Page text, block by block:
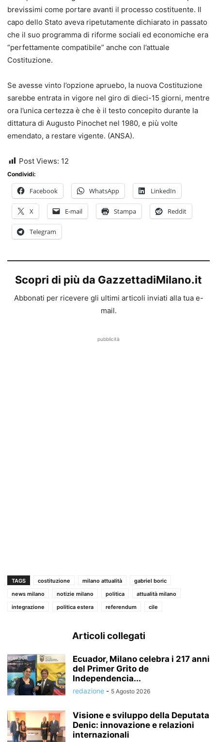
brevissimi come portare avanti il processo costituente. Il
capo dello Stato aveva ripetutamente dichiarato in passato
che il suo programma di riforme sociali ed economiche era
“perfettamente compatibile” anche con l’attuale
Costituzione.
Se avesse vinto l’opzione apruebo, la nuova Costituzione
sarebbe entrata in vigore nel giro di dieci-15 giorni, mentre
ora l’unica certezza è che è il testo concepito durante la
dittatura di Augusto Pinochet nel 1980, e più volte
emendato, a restare vigente. (ANSA).
Post Views: 12
Condividi:
Facebook WhatsApp LinkedIn
X E-mail Stampa Reddit
Telegram
Scopri di più da GazzettadiMilano.it
Abbonati per ricevere gli ultimi articoli inviati alla tua e-
mail.
pubblicità
TAGS costituzione milano attualità
gabriel boric
news milano
notizie milano politica
attualità milano
integrazione
politica estera referendum cile
Articoli collegati
Ecuador, Milano celebra i 217 anni
del Primer Grito de
Independencia...
redazione - 5 Agosto 2026
Visione e sviluppo della Deputata
Denic: innovazione e relazioni
internazionali